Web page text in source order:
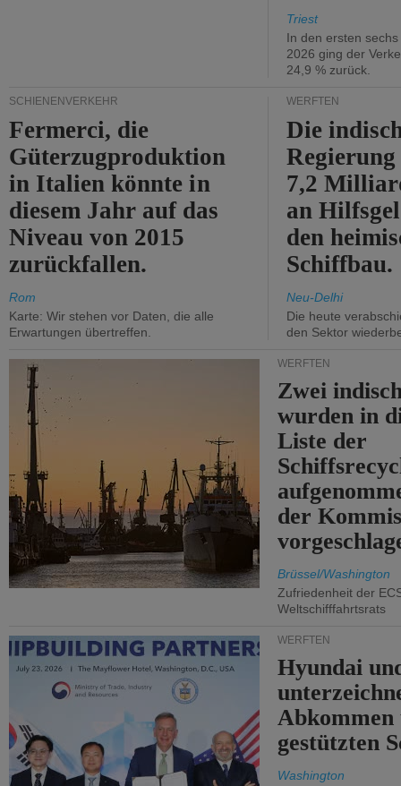
Triest
In den ersten
2026 ging der
24,9 % zurück.
SCHIENENVERKEHR
Fermerci, die
Güterzugproduktion
in Italien könnte in
diesem Jahr auf das
Niveau von 2015
zurückfallen.
Rom
Karte: Wir stehen vor Daten, die alle
Erwartungen übertreffen.
WERFTEN
Die
7,2
an
den
Schiffbau.
Neu-Delhi
Die heute
den Sektor
WERFTEN
Zwei
wurden in
Liste der
der
Brüssel/Washington
Zufriedenheit der
Weltschifffahrtsrats
WERFTEN
Hyundai
gestützten
Washington